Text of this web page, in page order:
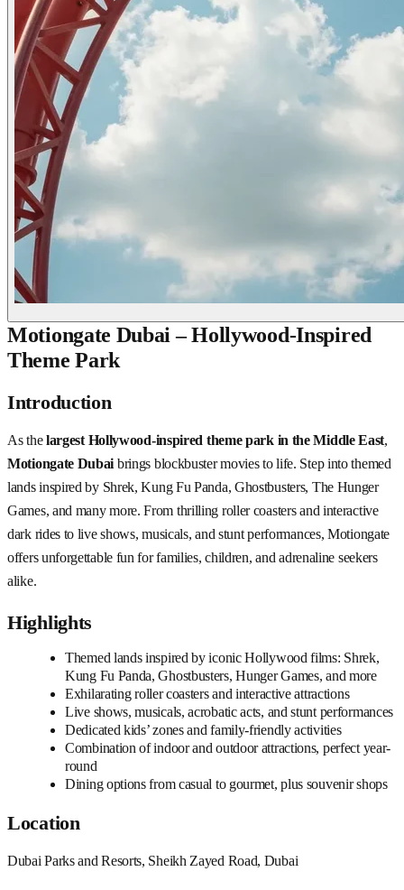
Motiongate Dubai – Hollywood-Inspired
Theme Park
Introduction
As thelargest Hollywood-inspired theme park in the Middle East,
Motiongate Dubai brings blockbuster movies to life. Step into themed
lands inspired by Shrek, Kung Fu Panda, Ghostbusters, The Hunger
Games, and many more. From thrilling roller coasters and interactive
dark rides to live shows, musicals, and stunt performances, Motiongate
offers unforgettable fun for families, children, and adrenaline seekers
alike.
Highlights
Themed lands inspired by iconic Hollywood films: Shrek,
Kung Fu Panda, Ghostbusters, Hunger Games, and more
Exhilarating roller coasters and interactive attractions
Live shows, musicals, acrobatic acts, and stunt performances
Dedicated kids’ zones and family-friendly activities
Combination of indoor and outdoor attractions, perfect year-
round
Dining options from casual to gourmet, plus souvenir shops
Location
Dubai Parks and Resorts, Sheikh Zayed Road, Dubai